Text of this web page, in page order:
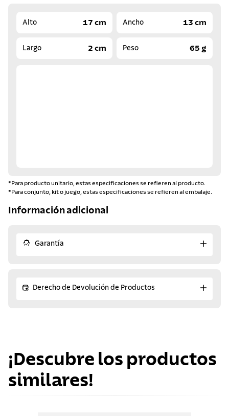
Alto 17 cm Ancho 13 cm
Largo 2 cm Peso 65 g
*Para producto unitario, estas especificaciones se refieren al producto.
*Para conjunto, kit o juego, estas especificaciones se refieren al embalaje.
Información adicional
Garantía
Derecho de Devolución de Productos
¡Descubre los productos
similares!